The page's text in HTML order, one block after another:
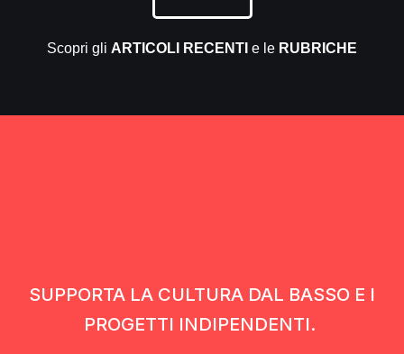
Scopri gli ARTICOLI RECENTI e le RUBRICHE
SUPPORTA LA CULTURA DAL BASSO E I
PROGETTI INDIPENDENTI.